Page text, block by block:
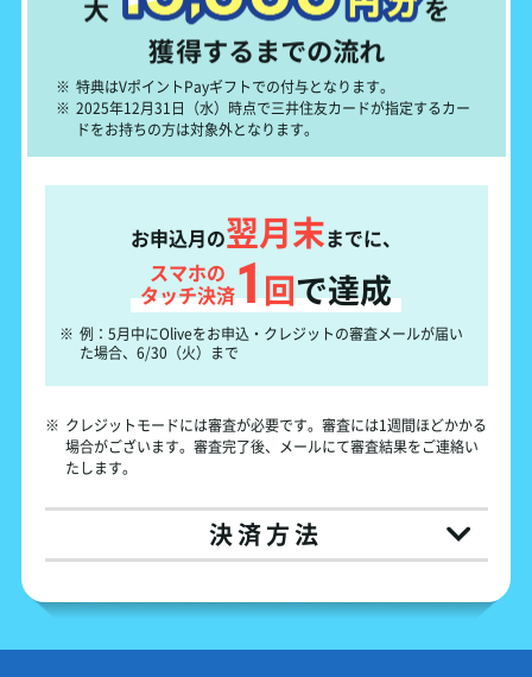
※ 特典はVポイントPayギフトでの付与となります。
※ 2025年12月31日（水）時点で三井住友カードが指定するカー
ドをお持ちの方は対象外となります。
お申込月の翌月末までに、
スマホの
タッチ決済1回で達成
※ 例：5月中にOliveをお申込・クレジットの審査メールが届い
た場合、6/30（火）まで
※ クレジットモードには審査が必要です。審査には1週間ほどかかる
場合がございます。審査完了後、メールにて審査結果をご連絡い
たします。
決済方法